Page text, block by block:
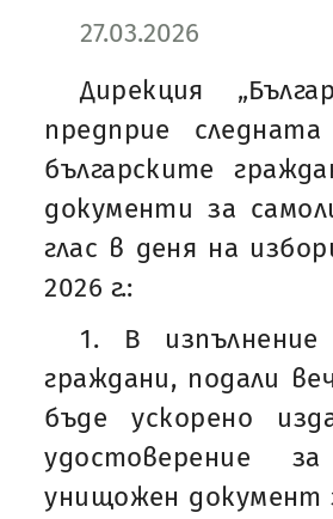
27.03.2026
Дирекция
предприе
българските
документи за
глас в деня на
2026 г.:
1. В
граждани, подали
бъде ускорено
удостоверение
унищожен документ